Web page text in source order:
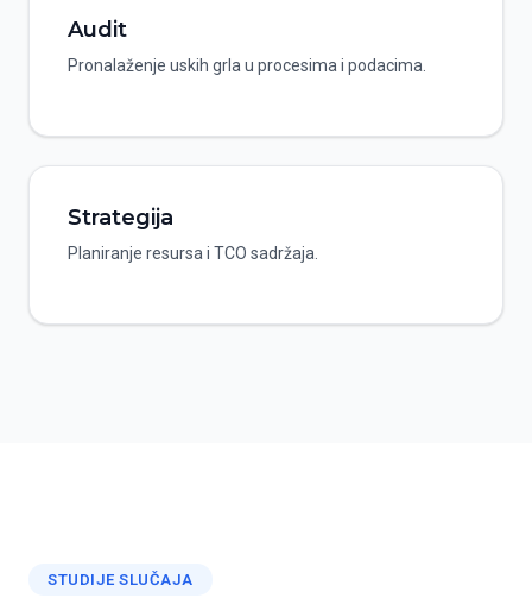
Audit
Pronalaženje uskih grla u procesima i podacima.
Strategija
Planiranje resursa i TCO sadržaja.
STUDIJE SLUČAJA